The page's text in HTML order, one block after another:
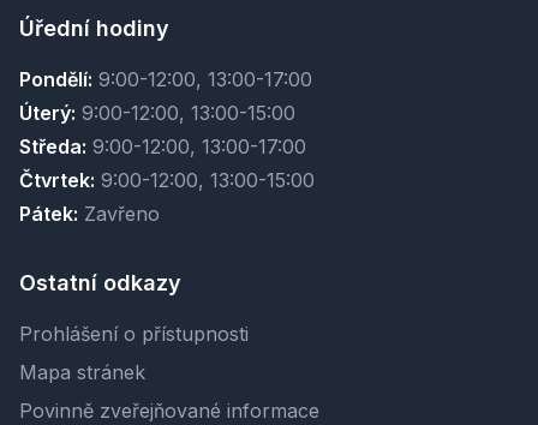
Úřední hodiny
Pondělí: 9:00-12:00, 13:00-17:00
Úterý: 9:00-12:00, 13:00-15:00
Středa: 9:00-12:00, 13:00-17:00
Čtvrtek: 9:00-12:00, 13:00-15:00
Pátek: Zavřeno
Ostatní odkazy
Prohlášení o přístupnosti
Mapa stránek
Povinně zveřejňované informace